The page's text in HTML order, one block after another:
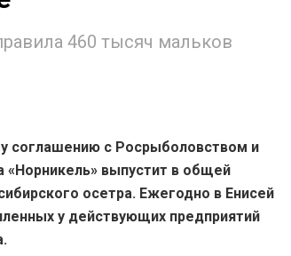
460 тысяч мальков
соглашению с Росрыболовством и
«Норникель» выпустит в общей
осетра. Ежегодно в Енисей
у действующих предприятий